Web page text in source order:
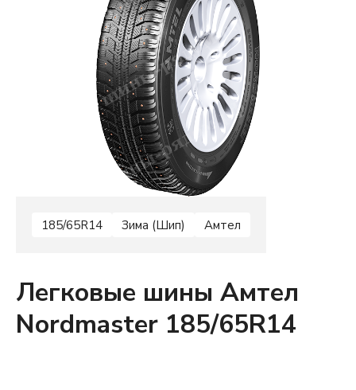
185/65R14 Зима (Шип) Амтел
Легковые шины Амтел
Nordmaster 185/65R14